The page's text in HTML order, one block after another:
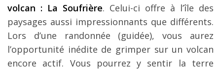
volcan : La Soufrière. Celui-ci offre à l’île des
paysages aussi impressionnants que différents.
Lors d’une randonnée (guidée), vous aurez
l’opportunité inédite de grimper sur un volcan
encore actif. Vous pourrez y sentir la terre